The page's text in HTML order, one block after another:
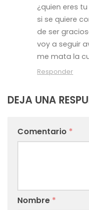
¿quien eres
si se quiere
de ser
voy a seguir
me mata la
Responder
DEJA UNA
Comentario *
Nombre *